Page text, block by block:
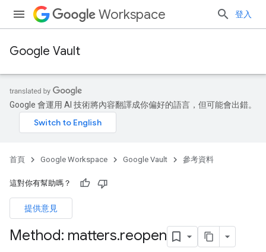
Workspace 登入
Google Vault
Google 會運用 AI 技術將內容翻譯成你偏好的語言，但可能會出錯。
首頁 Google Workspace Google Vault 參考資料
這對你有幫助嗎？
提供意見
Method: matters.reopen